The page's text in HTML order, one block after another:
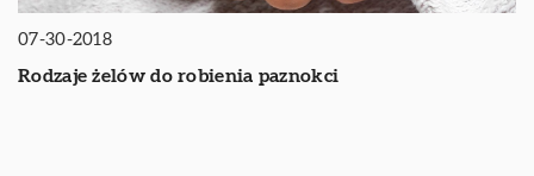
07-30-2018
Rodzaje żelów do robienia paznokci